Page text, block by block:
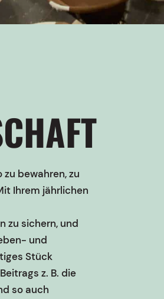
bewahren, zu
Ihrem jährlichen
zu sichern, und
und
Stück
z. B. die
so auch